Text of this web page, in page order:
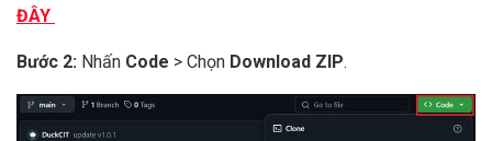
ĐÂY
Bước 2: Nhấn Code > Chọn Download ZIP.